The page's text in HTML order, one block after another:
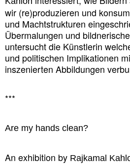
wir (re)produzieren und
und Machtstrukturen
Übermalungen und
untersucht die Künstlerin
und politischen Implikationen
inszenierten Abbildungen
***
Are my hands clean?
An exhibition by Rajkamal